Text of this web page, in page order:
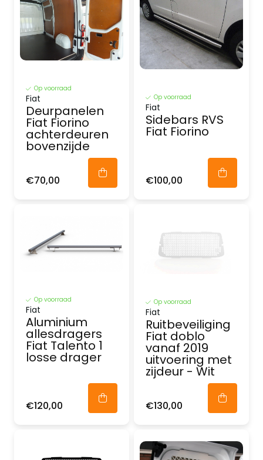
Op voorraad
Fiat
Deurpanelen
Fiat Fiorino
achterdeuren
bovenzijde
€70,00
Op voorraad
Fiat
Sidebars RVS
Fiat Fiorino
€100,00
Op voorraad
Fiat
Aluminium
allesdragers
Fiat Talento 1
losse drager
€120,00
Op voorraad
Fiat
Ruitbeveiliging
Fiat doblo
vanaf 2019
uitvoering met
zijdeur - Wit
€130,00